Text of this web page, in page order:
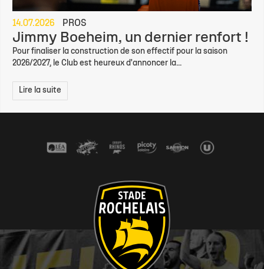
14.07.2026 PROS
Jimmy Boeheim, un dernier renfort !
Pour finaliser la construction de son effectif pour la saison
2026/2027, le Club est heureux d'annoncer la...
Lire la suite